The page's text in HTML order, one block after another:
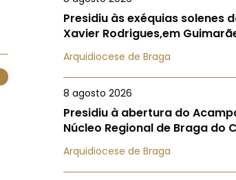
Presidiu às exéquias solenes
Xavier Rodrigues,em
Arquidiocese de Braga
8 agosto 2026
Presidiu à abertura do
Núcleo Regional de Braga do
Arquidiocese de Braga